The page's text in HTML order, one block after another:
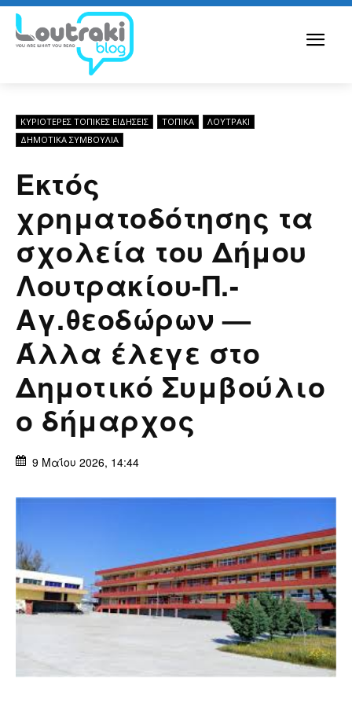
ΚΥΡΙΌΤΕΡΕΣ ΤΟΠΙΚΈΣ ΕΙΔΉΣΕΙΣ ΤΟΠΙΚΑ
ΛΟΥΤΡΆΚΙ
ΔΗΜΟΤΙΚΆ ΣΥΜΒΟΎΛΙΑ
Εκτός
χρηματοδότησης τα
σχολεία του Δήμου
Λουτρακίου-Π.-
Αγ.θεοδώρων —
Άλλα έλεγε στο
Δημοτικό Συμβούλιο
ο δήμαρχος
9 Μαΐου 2026, 14:44